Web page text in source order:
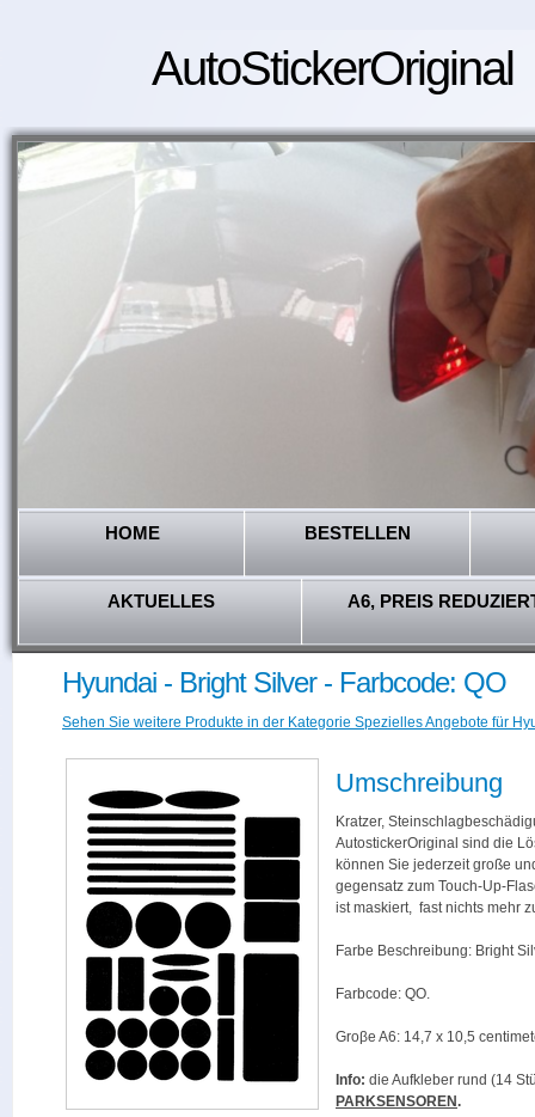
AutoStickerOriginal
HOME BESTELLEN
AKTUELLES A6, PREIS
Hyundai - Bright Silver - Farbcode: QO
Sehen Sie weitere Produkte in der Kategorie Spezielles Angebote für
Umschreibung
Kratzer,
AutostickerOriginal sind die
können Sie jederzeit große
gegensatz zum Touch-Up-
ist maskiert, fast nichts mehr
Farbe Beschreibung: Bright
Farbcode: QO.
Groβe A6: 14,7 x 10,5
Info: die Aufkleber rund (14
PARKSENSOREN.